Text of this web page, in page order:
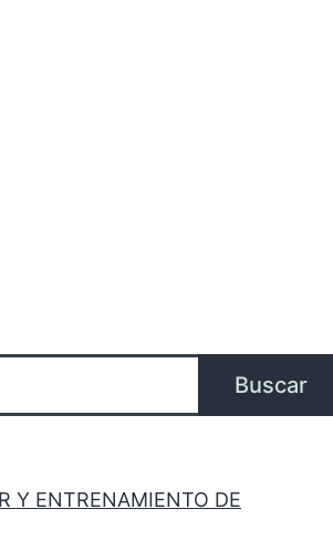
Buscar
Y ENTRENAMIENTO DE